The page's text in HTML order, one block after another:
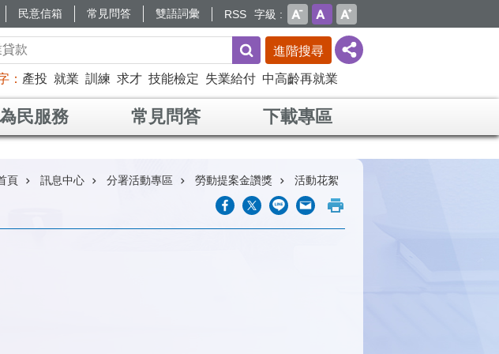
民意信箱 常見問答 雙語詞彙 RSS 字級
進階搜尋
產投 就業 訓練 求才 技能檢定 失業給付 中高齡再就業
為民服務 常見問答 下載專區
頁 訊息中心 分署活動專區 勞動提案金讚獎 活動花絮